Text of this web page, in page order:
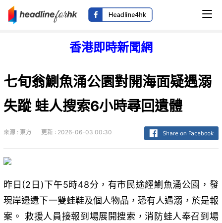
香港即時新聞網
七旬翁鰂魚涌公園對開海面疑遇溺
失蹤 蛙人搜索6小時尋回遺體
來源 : 東方 更新 : 2026-06-03 00:30
昨日(2日)下午5時48分，有市民途經鰂魚涌公園，發
現岸邊遺下一雙蛙鞋及個人物品，恐有人遇溺，於是報
案。 救援人員接報到場展開搜索，消防蛙人奉召到場